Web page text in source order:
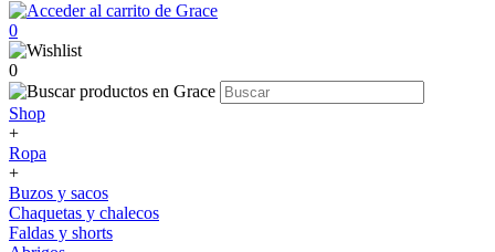
0
0
Shop
+
Ropa
+
Buzos y sacos
Chaquetas y chalecos
Faldas y shorts